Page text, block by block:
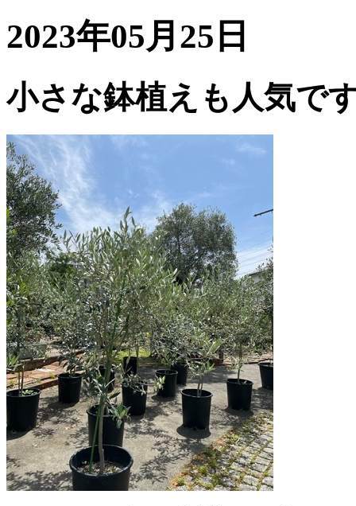
2023年05月25日
小さな鉢植えも人気で